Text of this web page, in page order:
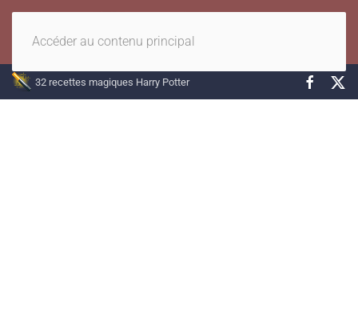
Accéder au contenu principal
32 recettes magiques Harry Potter